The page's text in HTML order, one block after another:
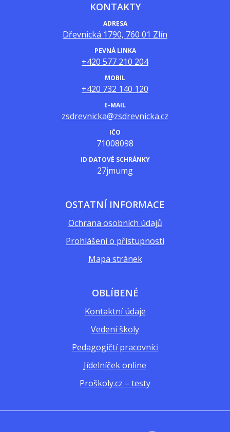
KONTAKTY
ADRESA
Dřevnická 1790, 760 01 Zlín
PEVNÁ LINKA
+420 577 210 204
MOBIL
+420 732 140 120
E-MAIL
zsdrevnicka@zsdrevnicka.cz
IČO
71008098
ID DATOVÉ SCHRÁNKY
27jmumg
OSTATNÍ INFORMACE
Ochrana osobních údajů
Prohlášení o přístupnosti
Mapa stránek
OBLÍBENÉ
Kontaktní údaje
Vedení školy
Pedagogičtí pracovníci
Jídelníček online
Proškoly.cz – testy